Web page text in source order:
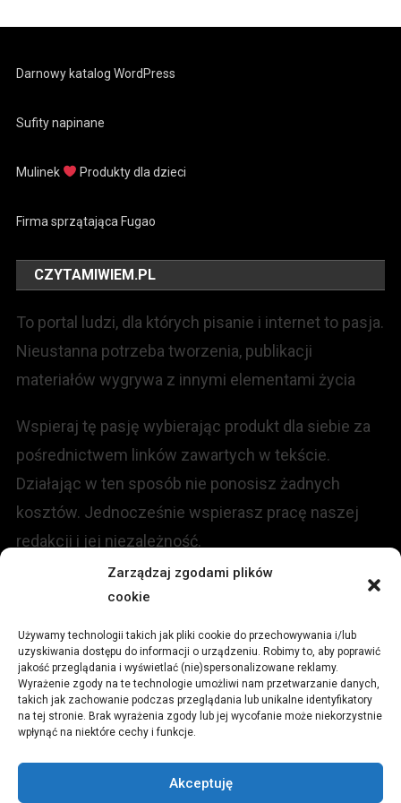
Zarządzaj zgodami plików
cookie
Używamy technologii takich jak pliki cookie do przechowywania i/lub
uzyskiwania dostępu do informacji o urządzeniu. Robimy to, aby poprawić
jakość przeglądania i wyświetlać (nie)spersonalizowane reklamy.
Wyrażenie zgody na te technologie umożliwi nam przetwarzanie danych,
takich jak zachowanie podczas przeglądania lub unikalne identyfikatory
na tej stronie. Brak wyrażenia zgody lub jej wycofanie może niekorzystnie
wpłynąć na niektóre cechy i funkcje.
Akceptuję
Darnowy katalog WordPress
Sufity napinane
Mulinek Produkty dla dzieci
Firma sprzątająca Fugao
CZYTAMIWIEM.PL
To portal ludzi, dla których pisanie i internet to pasja.
Nieustanna potrzeba tworzenia, publikacji
materiałów wygrywa z innymi elementami życia
Wspieraj tę pasję wybierając produkt dla siebie za
pośrednictwem linków zawartych w tekście.
Działając w ten sposób nie ponosisz żadnych
kosztów. Jednocześnie wspierasz pracę naszej
redakcji i jej niezależność.
Redakcja portalu:
ul.Stara 13, 42-600 Tarnowskie Góry
TEL:+48 509 547 822
redakcja@czytamiwiem.pl